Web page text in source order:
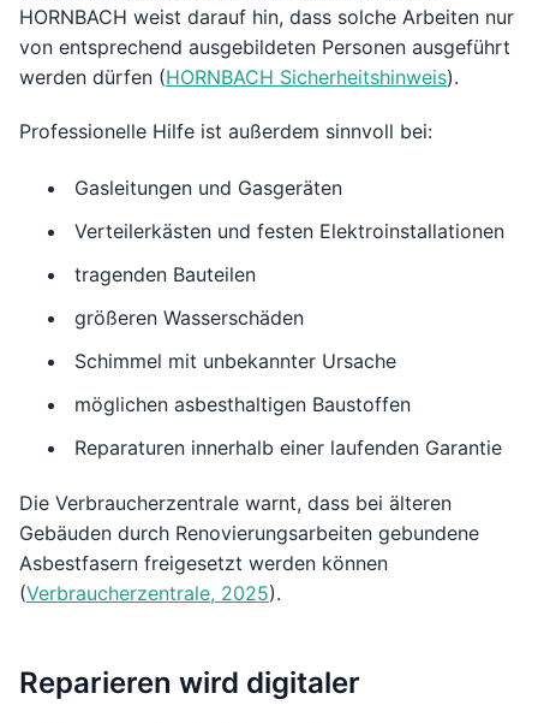
HORNBACH weist darauf hin, dass solche Arbeiten nur
von entsprechend ausgebildeten Personen ausgeführt
werden dürfen (HORNBACH Sicherheitshinweis).
Professionelle Hilfe ist außerdem sinnvoll bei:
Gasleitungen und Gasgeräten
Verteilerkästen und festen Elektroinstallationen
tragenden Bauteilen
größeren Wasserschäden
Schimmel mit unbekannter Ursache
möglichen asbesthaltigen Baustoffen
Reparaturen innerhalb einer laufenden Garantie
Die Verbraucherzentrale warnt, dass bei älteren
Gebäuden durch Renovierungsarbeiten gebundene
Asbestfasern freigesetzt werden können
(Verbraucherzentrale, 2025).
Reparieren wird digitaler